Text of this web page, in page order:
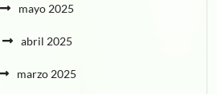
mayo 2025
abril 2025
marzo 2025